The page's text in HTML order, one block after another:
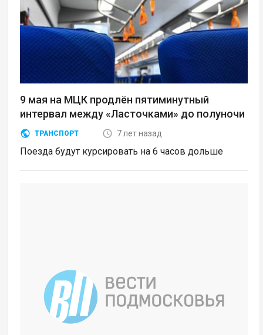
9 мая на МЦК продлён пятиминутный
интервал между «Ласточками» до полуночи
ТРАНСПОРТ 7 лет назад
Поезда будут курсировать на 6 часов дольше